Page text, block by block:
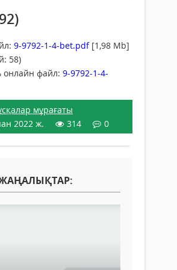
9-9792-1-4-bet.pdf[1,98 Mb]
58)
онлайн файл: 9-9792-1-4-
мұрағаты
2022 ж.
314 0